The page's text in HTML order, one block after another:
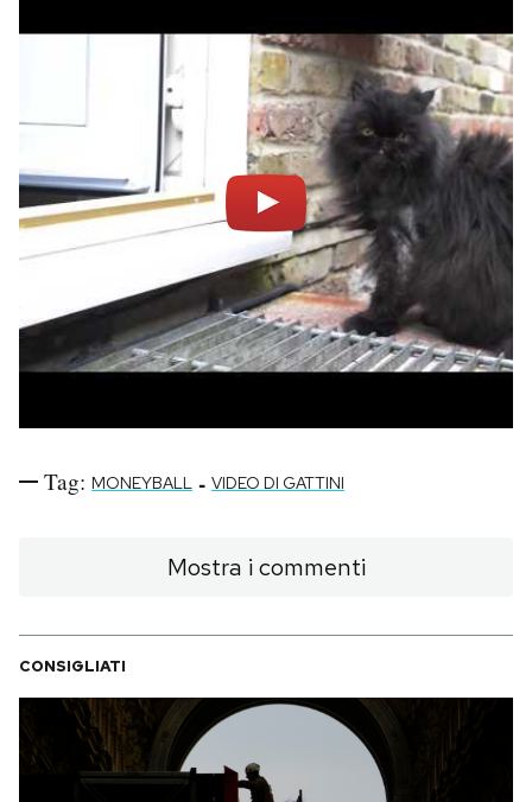
Regala il Post
Hai bisogno di aiuto?
Tag: MONEYBALL - VIDEO DI GATTINI
Mostra i commenti
CONSIGLIATI